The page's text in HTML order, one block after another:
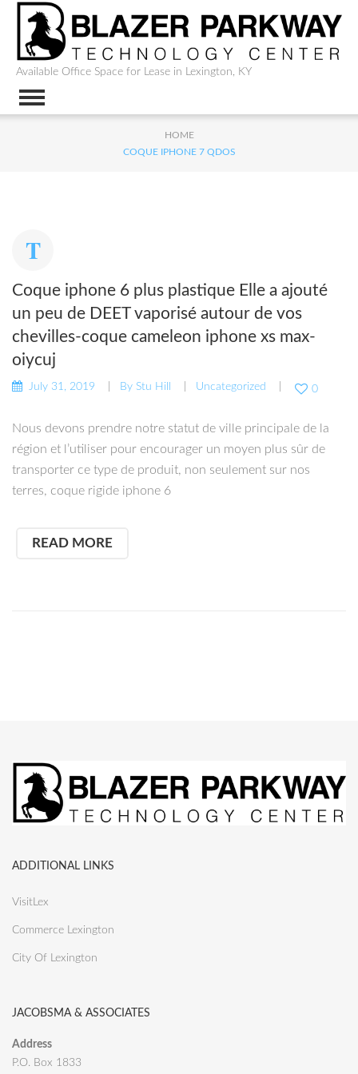
Available Office Space for Lease in Lexington, KY
HOME
COQUE IPHONE 7 QDOS
Coque iphone 6 plus plastique Elle a ajouté
un peu de DEET vaporisé autour de vos
chevilles-coque cameleon iphone xs max-
oiycuj
July 31, 2019 By Stu Hill Uncategorized 0
Nous devons prendre notre statut de ville principale de la
région et l’utiliser pour encourager un moyen plus sûr de
transporter ce type de produit, non seulement sur nos
terres, coque rigide iphone 6
READ MORE
ADDITIONAL LINKS
VisitLex
Commerce Lexington
City Of Lexington
JACOBSMA & ASSOCIATES
Address
P.O. Box 1833